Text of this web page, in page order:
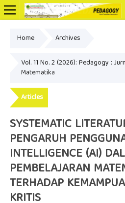
Home Archives
Vol. 11 No. 2 (2026): Pedagogy :
Matematika
Articles
SYSTEMATIC
PENGARUH
INTELLIGENCE (AI)
PEMBELAJARAN
TERHADAP
KRITIS